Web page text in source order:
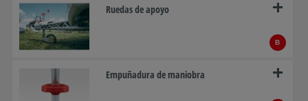
Ruedas de apoyo
B
Empuñadura de maniobra